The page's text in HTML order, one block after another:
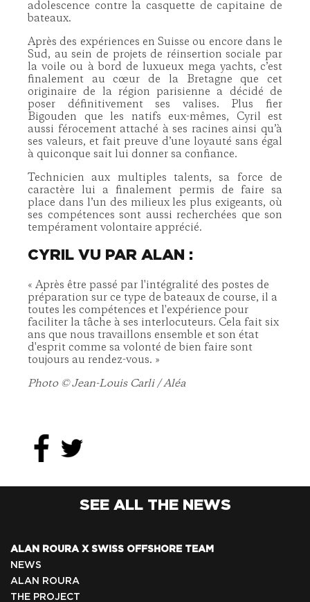
adolescence contre la casquette de capitaine de
bateaux.
Après des expériences en Suisse ou encore dans le
Sud, au sein de projets de réinsertion sociale par
la voile ou à bord de luxueux mega yachts, c’est
finalement au cœur de la Bretagne que cet
originaire de la région parisienne a décidé de
poser définitivement ses valises. Plus fier
Bigouden que les natifs eux-mêmes, Cyril est
aussi férocement attaché à ses racines ainsi qu’à
ses valeurs, et fait preuve d’une loyauté sans égal
à quiconque sait lui donner sa confiance.
Technicien aux multiples talents, sa force de
caractère lui a finalement permis de faire sa
place dans l’un des milieux les plus exigeants, où
ses compétences sont aussi recherchées que son
tempérament volontaire apprécié.
CYRIL VU PAR ALAN :
« Après être passé par l'intégralité des postes de
préparation sur ce type de bateaux de course, il a
toutes les compétences et l'expérience pour
faciliter la tâche à ses interlocuteurs. Cela fait six
ans que nous travaillons ensemble et son état
d'esprit comme sa volonté de bien faire sont
toujours au rendez-vous. »
Photo ©️ Jean-Louis Carli / Aléa
SEE ALL THE NEWS
ALAN ROURA X SWISS OFFSHORE TEAM
NEWS
ALAN ROURA
THE PROJECT